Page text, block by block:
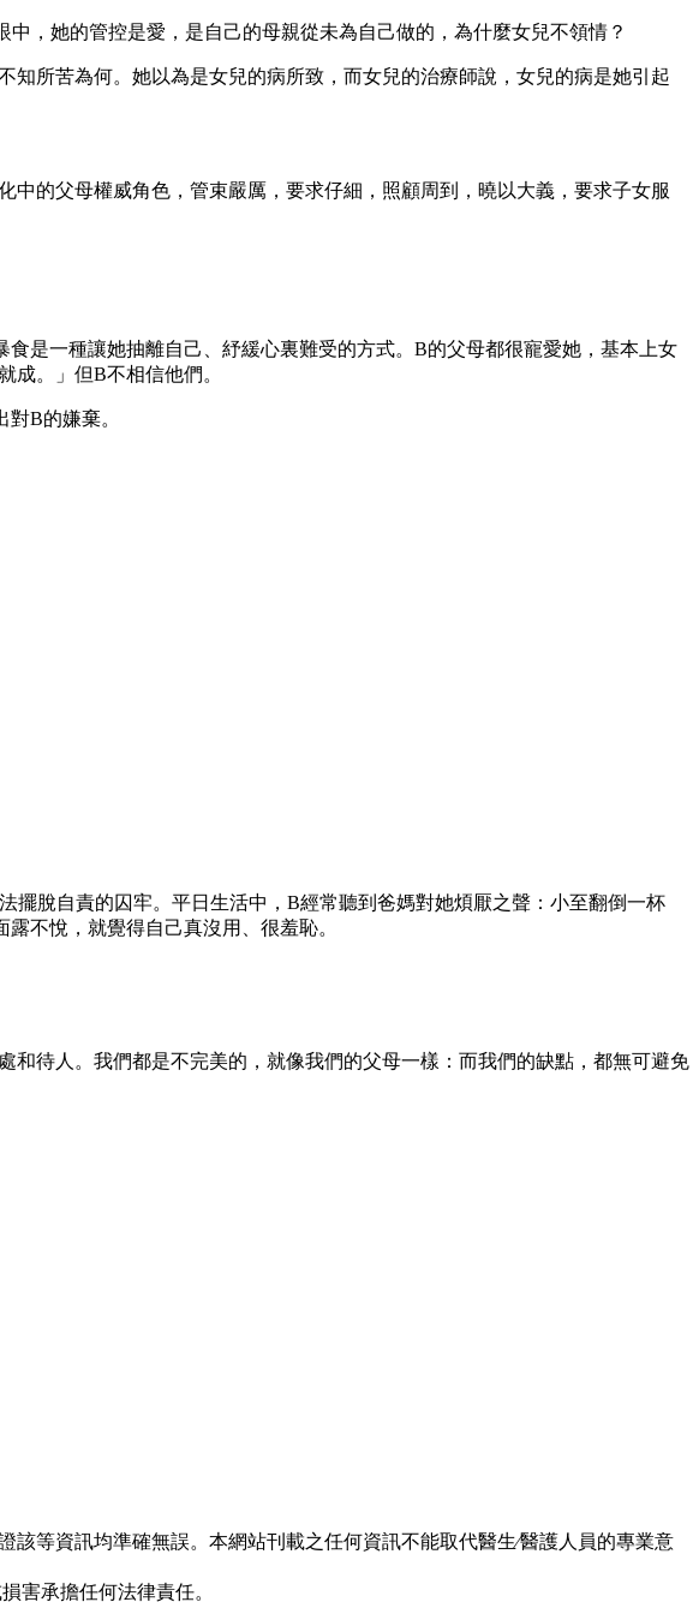
，她的管控是愛，是自己的母親從未為自己做的，為什麼女兒不領情？
所苦為何。她以為是女兒的病所致，而女兒的治療師說，女兒的病是她引起
的父母權威角色，管束嚴厲，要求仔細，照顧周到，曉以大義，要求子女服
是一種讓她抽離自己、紓緩心裏難受的方式。B的父母都很寵愛她，基本上女
成。」但B不相信他們。
B的嫌棄。
脫自責的囚牢。平日生活中，B經常聽到爸媽對她煩厭之聲：小至翻倒一杯
不悅，就覺得自己真沒用、很羞恥。
待人。我們都是不完美的，就像我們的父母一樣：而我們的缺點，都無可避免
等資訊均準確無誤。本網站刊載之任何資訊不能取代醫生∕醫護人員的專業意
害承擔任何法律責任。